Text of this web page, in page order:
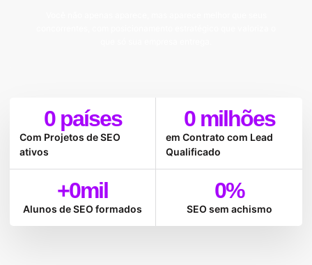
Com Projetos de SEO
ativos
0 países
em Contrato com Lead
Qualificado
0 milhões
Alunos de SEO formados
+0mil
SEO sem achismo
0%